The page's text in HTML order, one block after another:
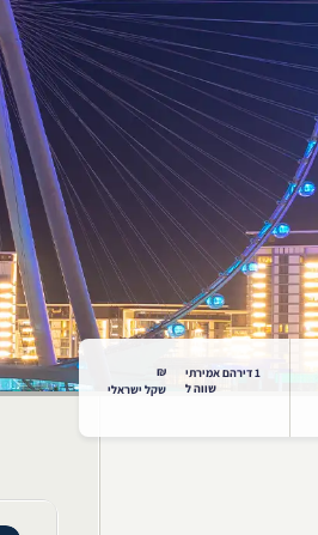
1 דירהם אמירתי
שווה ל
₪
שקל ישראלי